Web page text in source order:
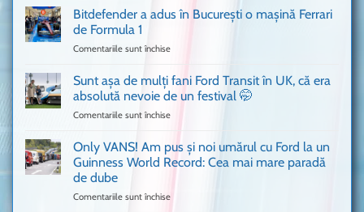
Ferrari
cum
văzut
Bitdefender a adus în București o mașină Ferrari
de Formula 1
Comentariile sunt închise
a
în
mașină
Ferrari
Sunt așa de mulți fani Ford Transit în UK, că era
absolută nevoie de un festival 🤭
Comentariile sunt închise
așa
mulți
Only VANS! Am pus și noi umărul cu Ford la un
Guinness World Record: Cea mai mare paradă
de dube
Comentariile sunt închise